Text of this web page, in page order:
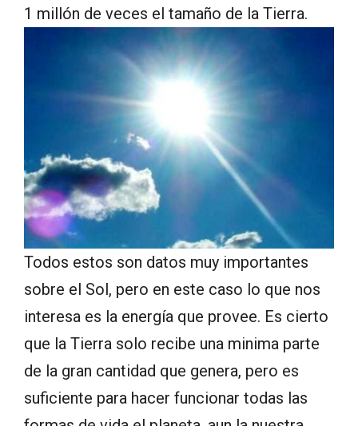
1 millón de veces el tamaño de la Tierra.
Todos estos son datos muy importantes
sobre el Sol, pero en este caso lo que nos
interesa es la energía que provee. Es cierto
que la Tierra solo recibe una minima parte
de la gran cantidad que genera, pero es
suficiente para hacer funcionar todas las